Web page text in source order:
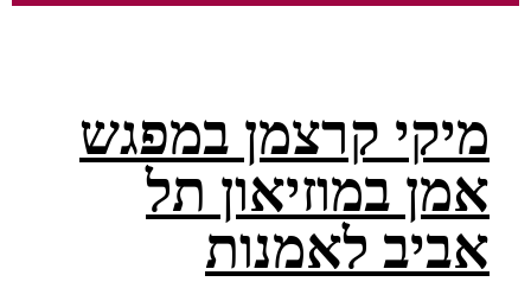
מיקי קרצמן במפגש
אמן במוזיאון תל
אביב לאמנות